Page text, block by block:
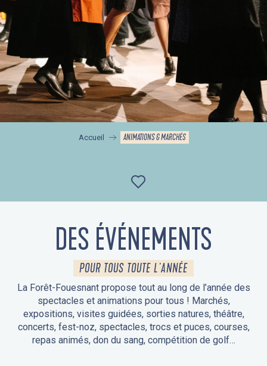
Accueil ANIMATIONS & MARCHÉS
Ajouter aux
DES ÉVÉNEMENTS
POUR TOUS TOUTE L'ANNÉE
La Forêt-Fouesnant propose tout au long de l’année des
spectacles et animations pour tous ! Marchés,
expositions, visites guidées, sorties natures, théâtre,
concerts, fest-noz, spectacles, trocs et puces, courses,
repas animés, don du sang, compétition de golf…